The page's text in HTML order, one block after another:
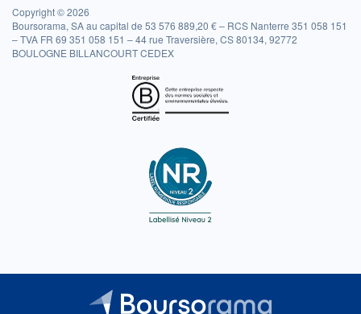
Copyright © 2026
Boursorama, SA au capital de 53 576 889,20 € – RCS Nanterre 351 058 151
– TVA FR 69 351 058 151 – 44 rue Traversière, CS 80134, 92772
BOULOGNE BILLANCOURT CEDEX